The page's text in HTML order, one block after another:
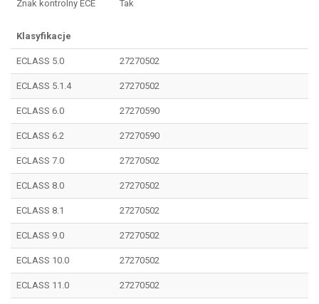
Znak kontrolny ECE Tak
Klasyfikacje
ECLASS 5.0 27270502
ECLASS 5.1.4 27270502
ECLASS 6.0 27270590
ECLASS 6.2 27270590
ECLASS 7.0 27270502
ECLASS 8.0 27270502
ECLASS 8.1 27270502
ECLASS 9.0 27270502
ECLASS 10.0 27270502
ECLASS 11.0 27270502